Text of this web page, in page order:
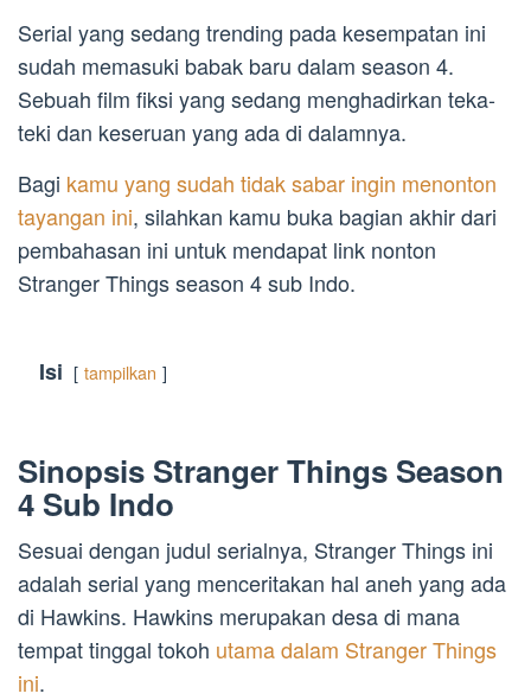
Serial yang sedang trending pada kesempatan ini
sudah memasuki babak baru dalam season 4.
Sebuah film fiksi yang sedang menghadirkan teka-
teki dan keseruan yang ada di dalamnya.
Bagi kamu yang sudah tidak sabar ingin menonton
tayangan ini, silahkan kamu buka bagian akhir dari
pembahasan ini untuk mendapat link nonton
Stranger Things season 4 sub Indo.
Isi tampilkan
Sinopsis Stranger Things Season
4 Sub Indo
Sesuai dengan judul serialnya, Stranger Things ini
adalah serial yang menceritakan hal aneh yang ada
di Hawkins. Hawkins merupakan desa di mana
tempat tinggal tokoh utama dalam Stranger Things
ini.